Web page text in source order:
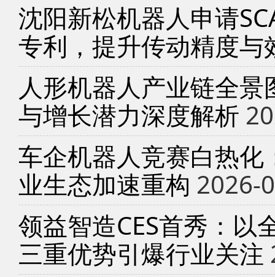
沈阳新松机器人申请
专利，提升传动精度与
人形机器人产业链全
与增长潜力深度解析
车企机器人竞赛白热
业生态加速重构 2026-
领益智造CES首秀：以
三重优势引爆行业关注